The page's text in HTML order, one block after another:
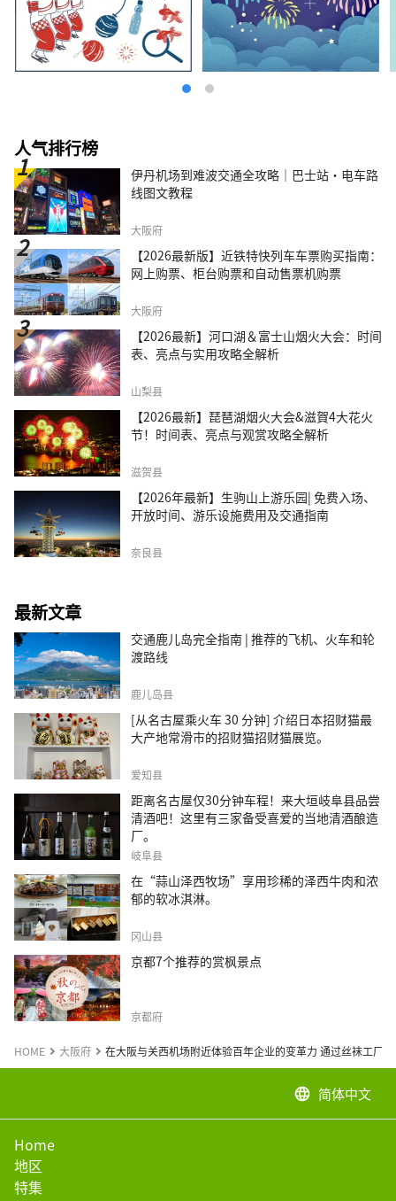
人气排行榜
伊丹机场到难波交通全攻略｜巴士站・电车路
线图文教程
大阪府
【2026最新版】近铁特快列车车票购买指南：
网上购票、柜台购票和自动售票机购票
大阪府
【2026最新】河口湖＆富士山烟火大会：时间
表、亮点与实用攻略全解析
山梨县
【2026最新】琵琶湖烟火大会&滋賀4大花火
节！时间表、亮点与观赏攻略全解析
滋贺县
【2026年最新】生驹山上游乐园| 免费入场、
开放时间、游乐设施费用及交通指南
奈良县
最新文章
交通鹿儿岛完全指南 | 推荐的飞机、火车和轮
渡路线
鹿儿岛县
[从名古屋乘火车 30 分钟] 介绍日本招财猫最
大产地常滑市的招财猫招财猫展览。
爱知县
距离名古屋仅30分钟车程！来大垣岐阜县品尝
清酒吧！这里有三家备受喜爱的当地清酒酿造
厂。
岐阜县
在“蒜山泽西牧场”享用珍稀的泽西牛肉和浓
郁的软冰淇淋。
冈山县
京都7个推荐的赏枫景点
京都府
HOME 大阪府 在大阪与关西机场附近体验百年企业的变革力 通过丝袜工厂
language 简体中文
Home
地区
特集